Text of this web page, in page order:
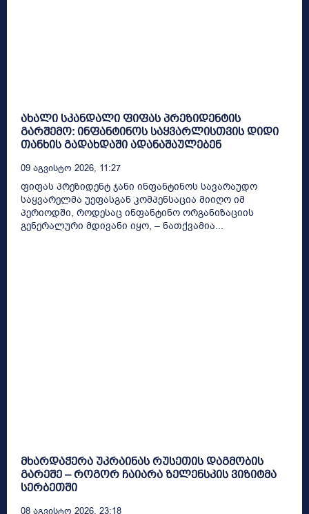
ახალი სკანდალი ფიფას პრეზიდენტის
გარშემო: ინფანტინოს საყვარლისთვის დიდი
თანხის გადახდაში ადანაშაულებენ
09 Აგვისტო 2026, 11:27
ფიფას პრეზიდენტ ჯანი ინფანტინოს სავარაუდო
საყვარელმა უეფასგან კომპენსაცია მიიღო იმ
პერიოდში, როდესაც ინფანტინო ორგანიზაციის
გენერალური მდივანი იყო, – ნათქვამია...
მხარდაჭერა უკრაინას რუსეთის დაგმობის
გარეშე – როგორ ჩაიარა ზელენსკის ვიზიტმა
სერბეთში
08 Აგვისტო 2026, 23:18